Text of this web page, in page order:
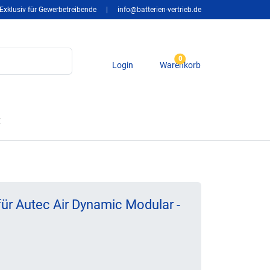
Exklusiv für Gewerbetreibende info@batterien-vertrieb.de
Login
0
Warenkorb
Autec Air Dynamic Modular -